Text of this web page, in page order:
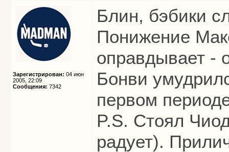
Зарегистрирован: 04 июн
2005, 22:09
Сообщения: 7342
Блин, бэбики
Понижение
оправдывает -
Бонви
первом
P.S. Стоял
радует).